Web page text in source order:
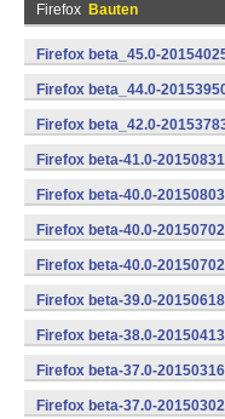
Firefox Bauten
Firefox beta_45.0-
Firefox beta_44.0-
Firefox beta_42.0-
Firefox beta-41.0-
Firefox beta-40.0-
Firefox beta-40.0-
Firefox beta-40.0-
Firefox beta-39.0-
Firefox beta-38.0-
Firefox beta-37.0-
Firefox beta-37.0-